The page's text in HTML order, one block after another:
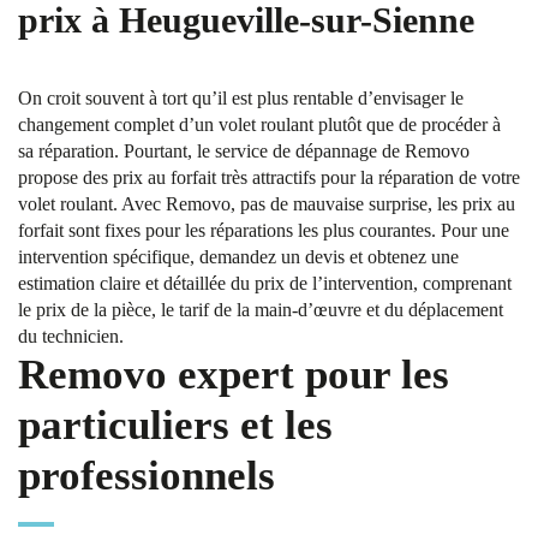
prix à Heugueville-sur-Sienne
On croit souvent à tort qu’il est plus rentable d’envisager le
changement complet d’un volet roulant plutôt que de procéder à
sa réparation. Pourtant, le service de dépannage de Removo
propose des prix au forfait très attractifs pour la réparation de votre
volet roulant. Avec Removo, pas de mauvaise surprise, les prix au
forfait sont fixes pour les réparations les plus courantes. Pour une
intervention spécifique, demandez un devis et obtenez une
estimation claire et détaillée du prix de l’intervention, comprenant
le prix de la pièce, le tarif de la main-d’œuvre et du déplacement
du technicien.
Removo expert pour les
particuliers et les
professionnels